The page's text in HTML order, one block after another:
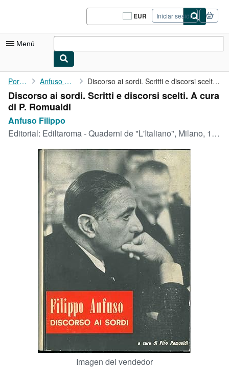
Pasar al contenido principal
EUR
Preferencias
de
del
Iniciar sesión
Menú
Mi cuenta
Consultar mis pedidos
Cerrar sesión
Búsqueda avanzada
Colecciones
Libros antiguos
Arte y coleccionismo
Vendedores
Comenzar a vender
CERRAR
Portada Anfuso Filippo Discorso ai sordi. Scritti e discorsi scelti. A cura di P. ...
Discorso ai sordi. Scritti e discorsi scelti. A cura
di P. Romualdi
Anfuso Filippo
Editorial: Ediltaroma - Quaderni de "L'Italiano", Milano, 1964
Imagen del vendedor